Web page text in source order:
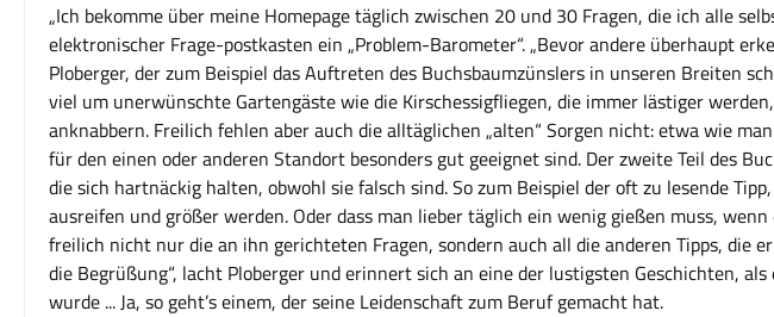
„Ich bekomme über meine Homepage täglich zwischen 20 und 30 Fragen, die ich alle
elektronischer Frage-postkasten ein „Problem-Barometer“. „Bevor andere überhaupt
Ploberger, der zum Beispiel das Auftreten des Buchsbaumzünslers in unseren Breiten
viel um unerwünschte Gartengäste wie die Kirschessigfliegen, die immer lästiger
anknabbern. Freilich fehlen aber auch die alltäglichen „alten“ Sorgen nicht: etwa wie
für den einen oder anderen Standort besonders gut geeignet sind. Der zweite Teil des
die sich hartnäckig halten, obwohl sie falsch sind. So zum Beispiel der oft zu lesende
ausreifen und größer werden. Oder dass man lieber täglich ein wenig gießen muss,
freilich nicht nur die an ihn gerichteten Fragen, sondern auch all die anderen Tipps, die
die Begrüßung“, lacht Ploberger und erinnert sich an eine der lustigsten Geschichten,
wurde ... Ja, so geht’s einem, der seine Leidenschaft zum Beruf gemacht hat.